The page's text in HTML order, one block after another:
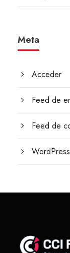
Meta
Acceder
Feed de
Feed de